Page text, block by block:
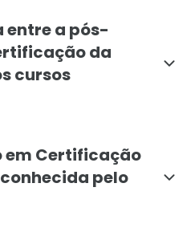
entre a pós-
da
cursos
Certificação
pelo